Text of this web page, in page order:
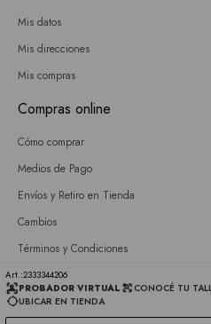
2333344206
PROBADOR VIRTUAL
CONOCÉ TU
UBICAR EN TIENDA
Mis datos
Mis direcciones
Mis compras
Compras online
Cómo comprar
Medios de Pago
Envíos y Retiro en Tienda
Cambios
Términos y Condiciones
GIFT CARD
Empresa